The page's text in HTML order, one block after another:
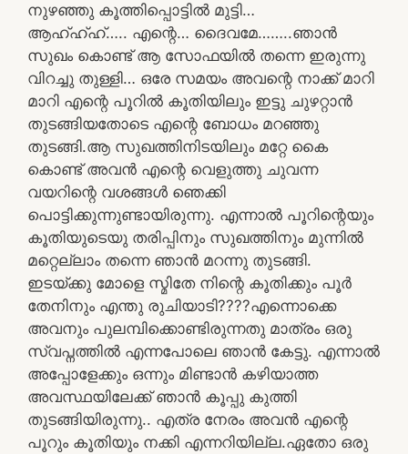
നുഴഞ്ഞു കൂത്തിപ്പൊട്ടിൽ മുട്ടി…
ആഹ്ഹ്ഹ്….. എന്റെ… ദൈവമേ……..ഞാൻ
സുഖം കൊണ്ട് ആ സോഫയിൽ തന്നെ ഇരുന്നു
വിറച്ചു തുള്ളി… ഒരേ സമയം അവന്റെ നാക്ക് മാറി
മാറി എന്റെ പൂറിൽ കൂതിയിലും ഇട്ടു ചുഴറ്റാൻ
തുടങ്ങിയതോടെ എന്റെ ബോധം മറഞ്ഞു
തുടങ്ങി.ആ സുഖത്തിനിടയിലും മറ്റേ കൈ
കൊണ്ട് അവൻ എന്റെ വെളുത്തു ചുവന്ന
വയറിന്റെ വശങ്ങൾ ഞെക്കി
പൊട്ടിക്കുന്നുണ്ടായിരുന്നു. എന്നാൽ പൂറിന്റെയും
കൂതിയുടെയു തരിപ്പിനും സുഖത്തിനും മുന്നിൽ
മറ്റെല്ലാം തന്നെ ഞാൻ മറന്നു തുടങ്ങി.
ഇടയ്ക്കു മോളെ സ്മിതേ നിന്റെ കൂതിക്കും പൂർ
തേനിനും എന്തു രുചിയാടി????എന്നൊക്കെ
അവനും പുലമ്പിക്കൊണ്ടിരുന്നതു മാത്രം ഒരു
സ്വപ്നത്തിൽ എന്നപോലെ ഞാൻ കേട്ടു. എന്നാൽ
അപ്പോളേക്കും ഒന്നും മിണ്ടാൻ കഴിയാത്ത
അവസ്ഥയിലേക്ക് ഞാൻ കൂപ്പു കുത്തി
തുടങ്ങിയിരുന്നു.. എത്ര നേരം അവൻ എന്റെ
പൂറും കൂതിയും നക്കി എന്നറിയില്ല.ഏതോ ഒരു